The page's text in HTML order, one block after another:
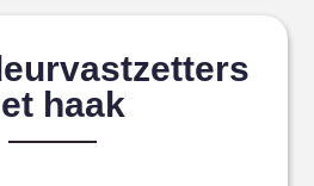
haak